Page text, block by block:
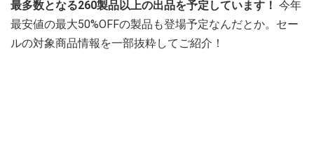
最多数となる260製品以上の出品を予定しています！ 今年
最安値の最大50%OFFの製品も登場予定なんだとか。セー
ルの対象商品情報を一部抜粋してご紹介！